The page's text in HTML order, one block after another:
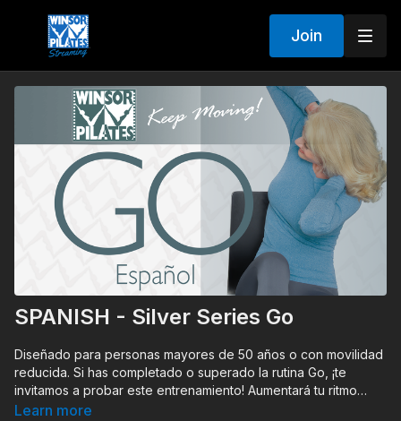
Join
SPANISH - Silver Series Go
Diseñado para personas mayores de 50 años o con movilidad
reducida. Si has completado o superado la rutina Go, ¡te
invitamos a probar este entrenamiento! Aumentará tu ritmo
cardíaco y pondrá tu cuerpo en movimiento.
Learn more